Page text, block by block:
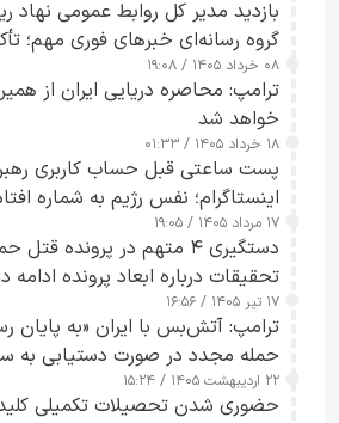
بازدید مدیر کل روابط عمومی نهاد
گروه رسانه‌ای خبرهای فوری مهم؛
رسانه‌های هوشمند و مسئول در
۰۸ خرداد ۱۴۰۵ / ۱۹:۰۸
ترامپ: محاصره دریایی ایران از
خواهد شد
۱۸ خرداد ۱۴۰۵ / ۰۱:۳۳
پست ساعتی قبل حساب کاربری رهبر
اینستاگرام؛ نفس رژیم به شماره
۱۷ مرداد ۱۴۰۵ / ۱۹:۰۵
دستگیری ۴ متهم در پرونده
تحقیقات درباره ابعاد پرونده ادامه
۱۷ تیر ۱۴۰۵ / ۱۶:۵۶
ترامپ: آتش‌بس با ایران «به پایان
حمله مجدد در صورت دستیابی به
۲۲ اردیبهشت ۱۴۰۵ / ۱۵:۲۴
حضوری شدن تحصیلات تکمیلی